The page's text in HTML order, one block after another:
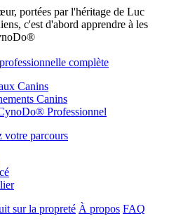
portées par l'héritage de Luc
c'est d'abord apprendre à les
complète
Canins
Canins
Professionnel
votre parcours
sur la propreté À propos FAQ